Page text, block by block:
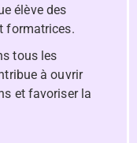
élève des
formatrices.
tous les
à ouvrir
et favoriser la